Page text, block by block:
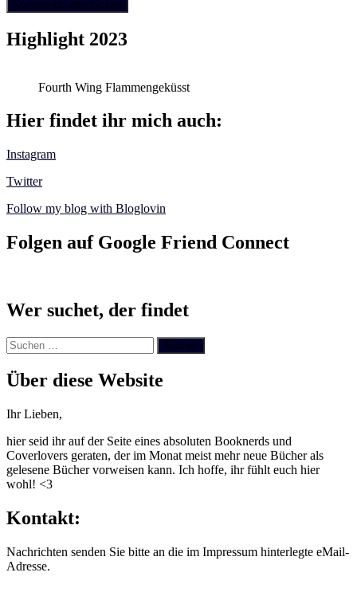
Highlight 2023
Fourth Wing Flammengeküsst
Hier findet ihr mich auch:
Instagram
Twitter
Follow my blog with Bloglovin
Folgen auf Google Friend Connect
Wer suchet, der findet
Suchen
nach:
Über diese Website
Ihr Lieben,
hier seid ihr auf der Seite eines absoluten Booknerds und
Coverlovers geraten, der im Monat meist mehr neue Bücher als
gelesene Bücher vorweisen kann. Ich hoffe, ihr fühlt euch hier
wohl! <3
Kontakt:
Nachrichten senden Sie bitte an die im Impressum hinterlegte eMail-
Adresse.